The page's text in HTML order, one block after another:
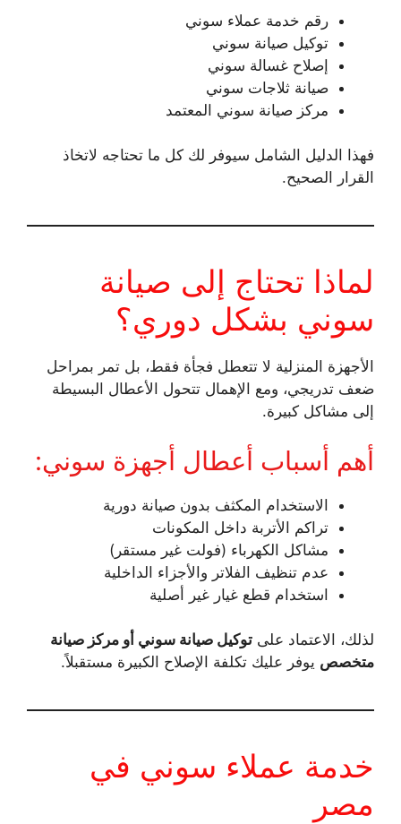
رقم خدمة عملاء سوني
توكيل صيانة سوني
إصلاح غسالة سوني
صيانة ثلاجات سوني
مركز صيانة سوني المعتمد
فهذا الدليل الشامل سيوفر لك كل ما تحتاجه لاتخاذ
القرار الصحيح.
لماذا تحتاج إلى صيانة
سوني بشكل دوري؟
الأجهزة المنزلية لا تتعطل فجأة فقط، بل تمر بمراحل
ضعف تدريجي، ومع الإهمال تتحول الأعطال البسيطة
إلى مشاكل كبيرة.
أهم أسباب أعطال أجهزة سوني:
الاستخدام المكثف بدون صيانة دورية
تراكم الأتربة داخل المكونات
مشاكل الكهرباء (فولت غير مستقر)
عدم تنظيف الفلاتر والأجزاء الداخلية
استخدام قطع غيار غير أصلية
لذلك، الاعتماد على توكيل صيانة سوني أو مركز صيانة
متخصص يوفر عليك تكلفة الإصلاح الكبيرة مستقبلاً.
خدمة عملاء سوني في
مصر